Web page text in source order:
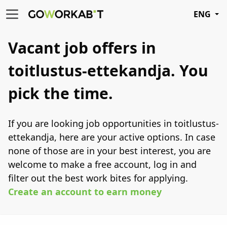
ENG
Vacant job offers in
toitlustus-ettekandja. You
pick the time.
If you are looking job opportunities in toitlustus-
ettekandja, here are your active options. In case
none of those are in your best interest, you are
welcome to make a free account, log in and
filter out the best work bites for applying.
Create an account to earn money